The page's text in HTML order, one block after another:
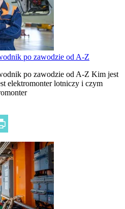
po zawodzie od A-Z
po zawodzie od A-Z Kim jest
elektromonter lotniczy i czym